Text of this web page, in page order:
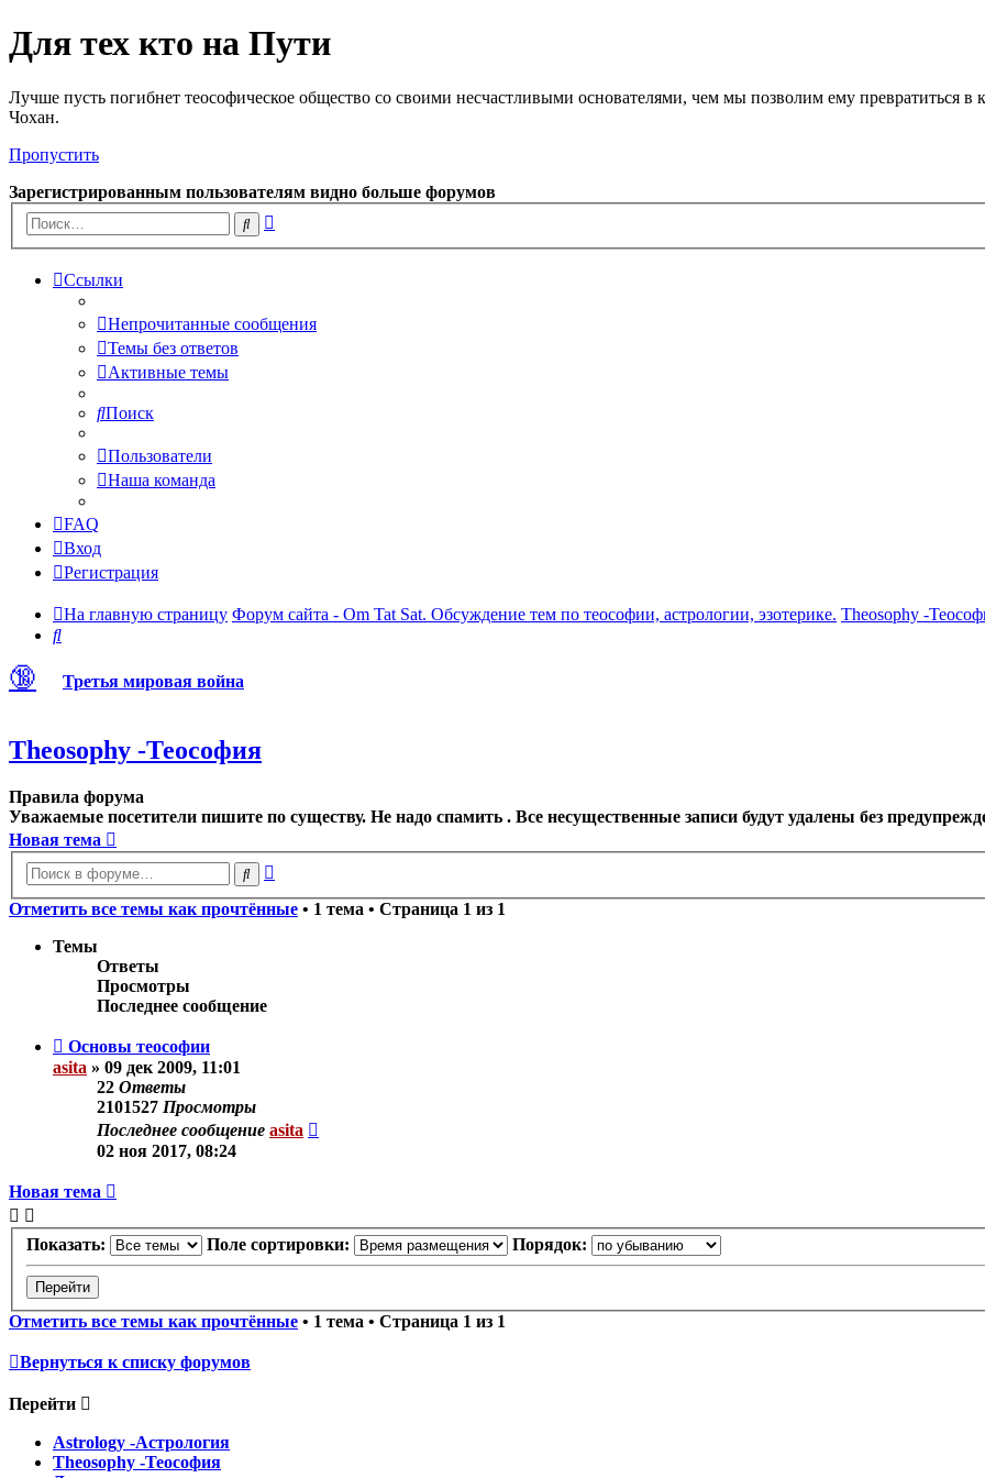
Для тех кто на Пути
Лучше пусть погибнет теософическое общество со своими несчастливыми основателями, чем мы позволим ему превратиться
Чохан.
Пропустить
Зарегистрированным пользователям видно больше форумов
Поиск
Ссылки
Непрочитанные сообщения
Темы без ответов
Активные темы
Поиск
Пользователи
Наша команда
FAQ
Вход
Регистрация
На главную страницу Форум сайта - Om Tat Sat. Обсуждение тем по теософии, астрологии, эзотерике. Theosophy -
Поиск
🔞 Третья мировая война
Theosophy -Теософия
Правила форума
Уважаемые посетители пишите по существу. Не надо спамить . Все несущественные записи будут удалены без
Новая тема
Поиск
Отметить все темы как прочтённые • 1 тема • Страница 1 из 1
Темы
Ответы
Просмотры
Последнее сообщение
Основы теософии
asita » 09 дек 2009, 11:01
22 Ответы
2101527 Просмотры
Последнее сообщение asita
02 ноя 2017, 08:24
Новая тема
Показать: Поле сортировки: Порядок:
Отметить все темы как прочтённые • 1 тема • Страница 1 из 1
Вернуться к списку форумов
Перейти
Astrology -Астрология
Theosophy -Теософия